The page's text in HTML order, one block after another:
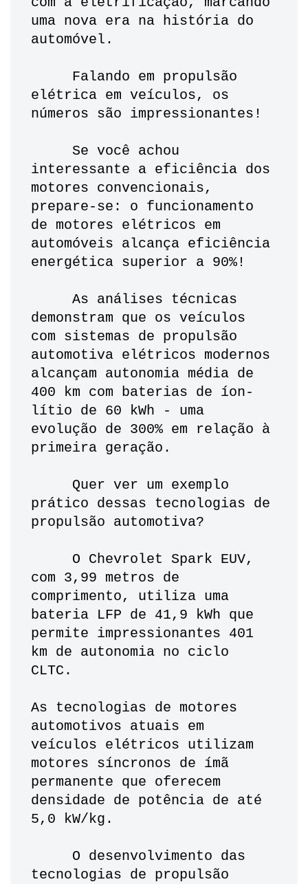
uma nova era na história do
automóvel.
elétrica em veículos, os
números são impressionantes!
interessante a eficiência dos
motores convencionais,
prepare-se: o funcionamento
de motores elétricos em
automóveis alcança eficiência
energética superior a 90%!
demonstram que os veículos
com sistemas de propulsão
automotiva elétricos modernos
alcançam autonomia média de
400 km com baterias de íon-
lítio de 60 kWh - uma
evolução de 300% em relação à
primeira geração.
prático dessas tecnologias de
propulsão automotiva?
com 3,99 metros de
comprimento, utiliza uma
bateria LFP de 41,9 kWh que
permite impressionantes 401
km de autonomia no ciclo
CLTC.
As tecnologias de motores
automotivos atuais em
veículos elétricos utilizam
motores síncronos de ímã
permanente que oferecem
densidade de potência de até
5,0 kW/kg.
tecnologias de propulsão